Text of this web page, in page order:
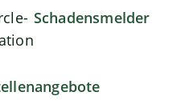
Schadensmelder